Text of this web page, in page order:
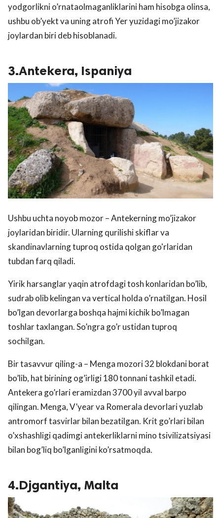
yodgorlikni o’rnataolmaganliklarini ham hisobga olinsa,
ushbu ob’yekt va uning atrofi Yer yuzidagi mo’jizakor
joylardan biri deb hisoblanadi.
3.Antekera, Ispaniya
Ushbu uchta noyob mozor – Antekerning mo’jizakor
joylaridan biridir. Ularning qurilishi skiflar va
skandinavlarning tuproq ostida qolgan go'rlaridan
tubdan farq qiladi.
Yirik harsanglar yaqin atrofdagi tosh konlaridan bo’lib,
sudrab olib kelingan va vertical holda o’rnatilgan. Hosil
bo’lgan devorlarga boshqa hajmi kichik bo’lmagan
toshlar taxlangan. So’ngra go’r ustidan tuproq
sochilgan.
Bir tasavvur qiling-a – Menga mozori 32 blokdani borat
bo’lib, hat birining og’irligi 180 tonnani tashkil etadi.
Antekera go’rlari eramizdan 3700 yil avval barpo
qilingan. Menga, V’year va Romerala devorlari yuzlab
antromorf tasvirlar bilan bezatilgan. Krit go’rlari bilan
o’xshashligi qadimgi antekerliklarni mino tsivilizatsiyasi
bilan bog’liq bo’lganligini ko’rsatmoqda.
4.Djgantiya, Malta